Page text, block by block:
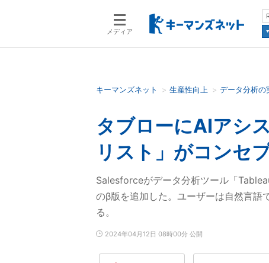
メディア
検索語を入力してください
キーマンズネット 生産性向上 データ分析の
タブローにAIアシ
リスト」がコンセ
Salesforceがデータ分析ツール「
のβ版を追加した。ユーザーは自然言語
る。
2024年04月12日 08時00分 公開